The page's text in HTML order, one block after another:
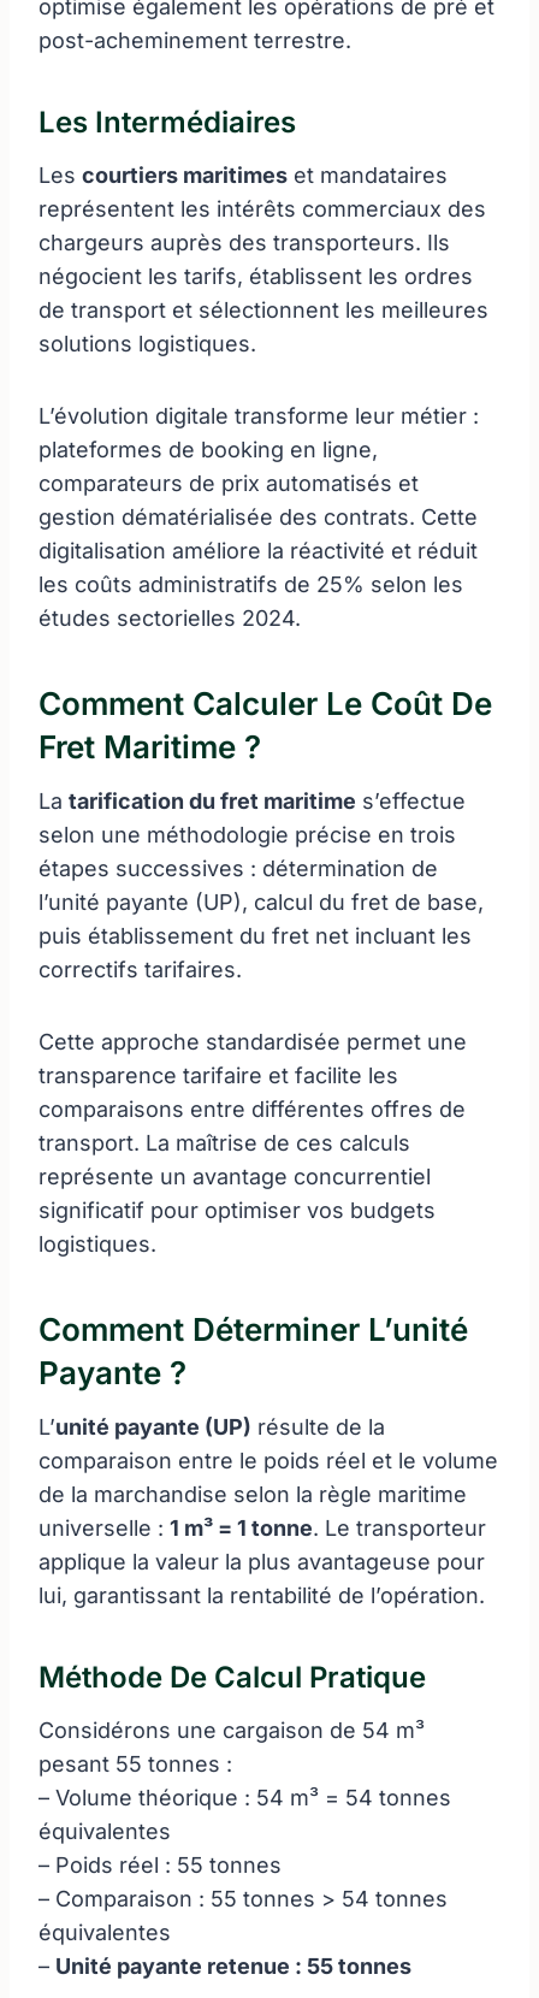
optimise également les opérations de pré et
post-acheminement terrestre.
Les Intermédiaires
Les courtiers maritimes et mandataires
représentent les intérêts commerciaux des
chargeurs auprès des transporteurs. Ils
négocient les tarifs, établissent les ordres
de transport et sélectionnent les meilleures
solutions logistiques.
L’évolution digitale transforme leur métier :
plateformes de booking en ligne,
comparateurs de prix automatisés et
gestion dématérialisée des contrats. Cette
digitalisation améliore la réactivité et réduit
les coûts administratifs de 25% selon les
études sectorielles 2024.
Comment Calculer Le Coût De
Fret Maritime ?
La tarification du fret maritime s’effectue
selon une méthodologie précise en trois
étapes successives : détermination de
l’unité payante (UP), calcul du fret de base,
puis établissement du fret net incluant les
correctifs tarifaires.
Cette approche standardisée permet une
transparence tarifaire et facilite les
comparaisons entre différentes offres de
transport. La maîtrise de ces calculs
représente un avantage concurrentiel
significatif pour optimiser vos budgets
logistiques.
Comment Déterminer L’unité
Payante ?
L’unité payante (UP) résulte de la
comparaison entre le poids réel et le volume
de la marchandise selon la règle maritime
universelle : 1 m³ = 1 tonne. Le transporteur
applique la valeur la plus avantageuse pour
lui, garantissant la rentabilité de l’opération.
Méthode De Calcul Pratique
Considérons une cargaison de 54 m³
pesant 55 tonnes :
– Volume théorique : 54 m³ = 54 tonnes
équivalentes
– Poids réel : 55 tonnes
– Comparaison : 55 tonnes > 54 tonnes
équivalentes
– Unité payante retenue : 55 tonnes